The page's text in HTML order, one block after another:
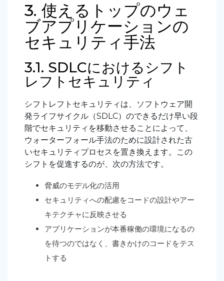
3. 使えるトップのウェ
ブアプリケーションの
セキュリティ手法
3.1. SDLCにおけるシフト
レフトセキュリティ
シフトレフトセキュリティは、ソフトウェア開
発ライフサイクル（SDLC）のできるだけ早い段
階でセキュリティを移動させることによって、
ウォーターフォール手法のために設計された古
いセキュリティプロセスを置き換えます。この
シフトを促進するのが、次の方法です。
脅威のモデル化の活用
セキュリティへの配慮をコードの設計やアー
キテクチャに反映させる
アプリケーションが本番稼働の環境になるの
を待つのではなく、書きかけのコードをテス
トする